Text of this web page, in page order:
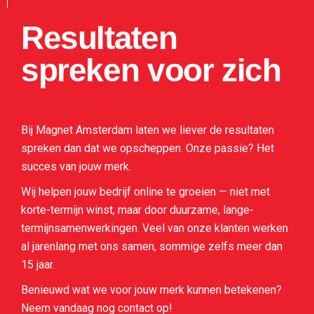
Resultaten
spreken voor zich
Bij Magnet Amsterdam laten we liever de resultaten
spreken dan dat we opscheppen. Onze passie? Het
succes van jouw merk.
Wij helpen jouw bedrijf online te groeien — niet met
korte-termijn winst, maar door duurzame, lange-
termijnsamenwerkingen. Veel van onze klanten werken
al jarenlang met ons samen, sommige zelfs meer dan
15 jaar.
Benieuwd wat we voor jouw merk kunnen betekenen?
Neem vandaag nog contact op!